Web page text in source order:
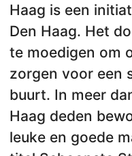
Haag is een
Den Haag. Het
te moedigen om
zorgen voor een
buurt. In meer
Haag deden
leuke en goede